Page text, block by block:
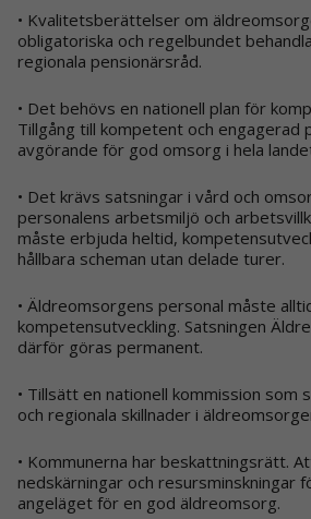
• Kvalitetsberättelser om
obligatoriska och regelbundet
regionala pensionärsråd.
• Det behövs en nationell plan för
Tillgång till kompetent och engagerad
avgörande för god omsorg i hela
• Det krävs satsningar i vård och
personalens arbetsmiljö och
måste erbjuda heltid,
hållbara scheman utan delade turer.
• Äldreomsorgens personal måste
kompetensutveckling. Satsningen
därför göras permanent.
• Tillsätt en nationell kommission som
och regionala skillnader i
• Kommunerna har beskattningsrätt.
nedskärningar och resursminskningar
angeläget för en god äldreomsorg.